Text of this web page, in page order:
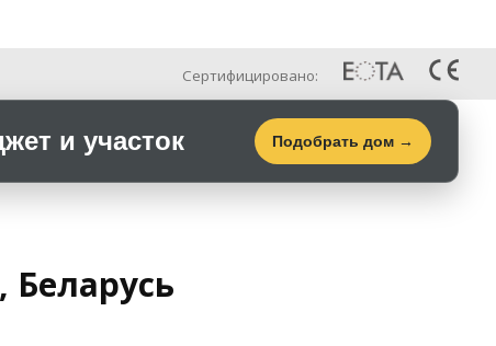
Сертифицировано:
и участок Подобрать дом →